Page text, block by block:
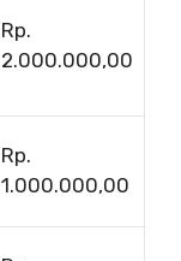
Rp.
2.000.000,00
Rp.
1.000.000,00